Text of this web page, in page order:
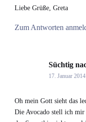
Liebe Grüße, Greta
Zum Antworten
Süchtig
17. Januar
Oh mein Gott sieht das
Die Avocado stell ich mir